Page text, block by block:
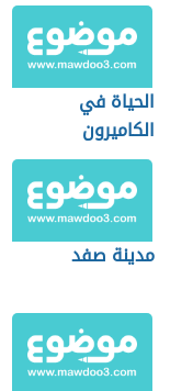
الحياة في
الكاميرون
مدينة صفد